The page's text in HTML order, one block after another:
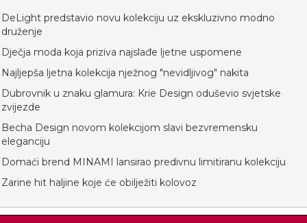
DeLight predstavio novu kolekciju uz ekskluzivno modno
druženje
Dječja moda koja priziva najslađe ljetne uspomene
Najljepša ljetna kolekcija nježnog "nevidljivog" nakita
Dubrovnik u znaku glamura: Krie Design oduševio svjetske
zvijezde
Becha Design novom kolekcijom slavi bezvremensku
eleganciju
Domaći brend MINAMI lansirao predivnu limitiranu kolekciju
Zarine hit haljine koje će obilježiti kolovoz